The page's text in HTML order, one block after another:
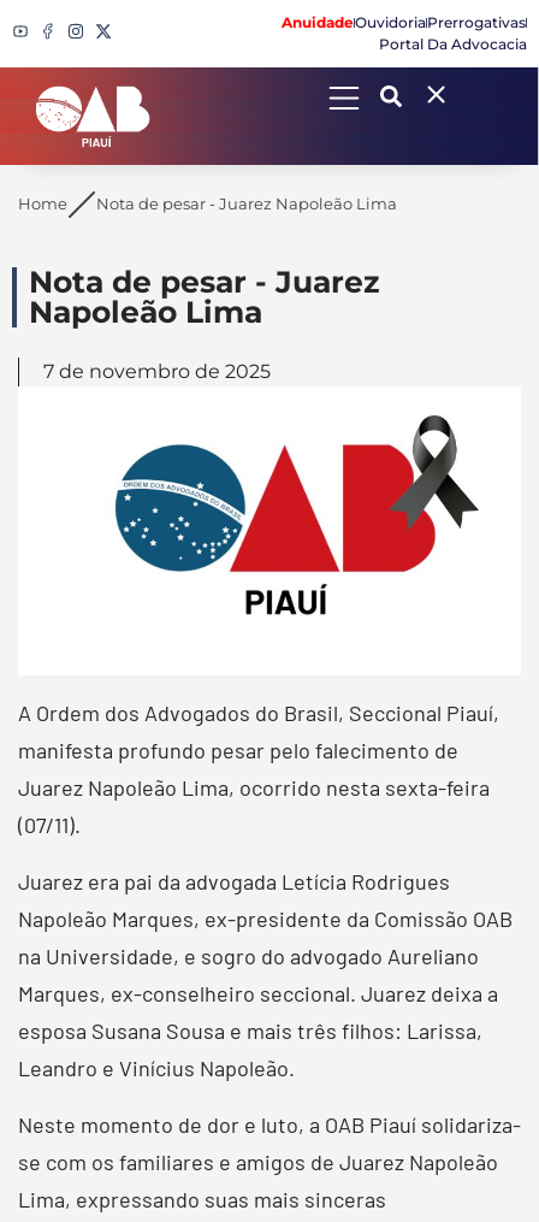
AnuidadeOuvidoriaPrerrogativas
Portal Da Advocacia
Search
Home Nota de pesar - Juarez Napoleão Lima
Nota de pesar - Juarez
Napoleão Lima
7 de novembro de 2025
A Ordem dos Advogados do Brasil, Seccional Piauí,
manifesta profundo pesar pelo falecimento de
Juarez Napoleão Lima, ocorrido nesta sexta-feira
(07/11).
Juarez era pai da advogada Letícia Rodrigues
Napoleão Marques, ex-presidente da Comissão OAB
na Universidade, e sogro do advogado Aureliano
Marques, ex-conselheiro seccional. Juarez deixa a
esposa Susana Sousa e mais três filhos: Larissa,
Leandro e Vinícius Napoleão.
Neste momento de dor e luto, a OAB Piauí solidariza-
se com os familiares e amigos de Juarez Napoleão
Lima, expressando suas mais sinceras